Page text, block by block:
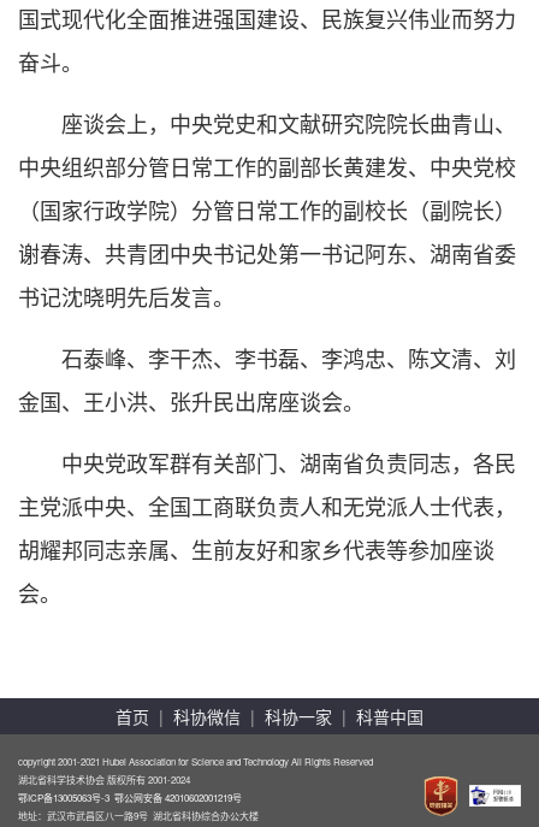
国式现代化全面推进强国建设、民族复兴伟业而努力
奋斗。
座谈会上，中央党史和文献研究院院长曲青山、
中央组织部分管日常工作的副部长黄建发、中央党校
（国家行政学院）分管日常工作的副校长（副院长）
谢春涛、共青团中央书记处第一书记阿东、湖南省委
书记沈晓明先后发言。
石泰峰、李干杰、李书磊、李鸿忠、陈文清、刘
金国、王小洪、张升民出席座谈会。
中央党政军群有关部门、湖南省负责同志，各民
主党派中央、全国工商联负责人和无党派人士代表，
胡耀邦同志亲属、生前友好和家乡代表等参加座谈
会。
首页 | 科协微信 | 科协一家 | 科普中国
copyright 2001-2021 Hubei Association for Science and Technology All Rights Reserved
湖北省科学技术协会 版权所有 2001-2024
鄂ICP备13005063号-3 鄂公网安备 42010602001219号
地址：武汉市武昌区八一路9号 湖北省科协综合办公大楼